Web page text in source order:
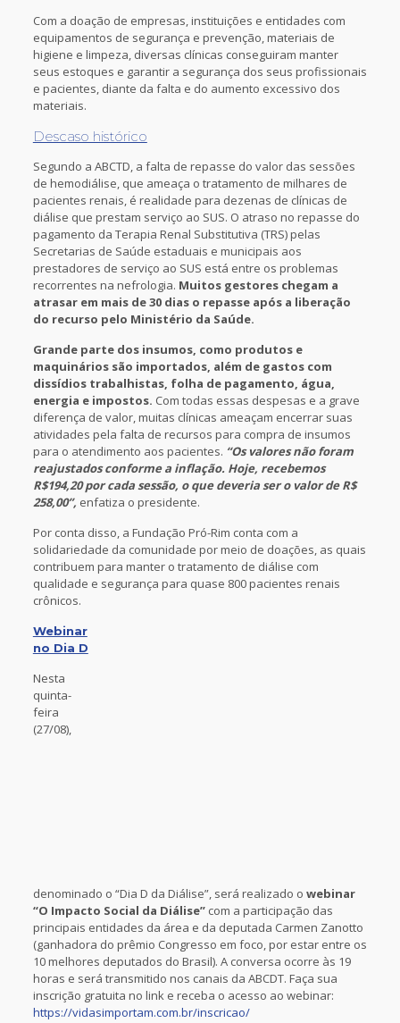
Com a doação de empresas, instituições e entidades com
equipamentos de segurança e prevenção, materiais de
higiene e limpeza, diversas clínicas conseguiram manter
seus estoques e garantir a segurança dos seus profissionais
e pacientes, diante da falta e do aumento excessivo dos
materiais.
Descaso histórico
Segundo a ABCTD, a falta de repasse do valor das sessões
de hemodiálise, que ameaça o tratamento de milhares de
pacientes renais, é realidade para dezenas de clínicas de
diálise que prestam serviço ao SUS. O atraso no repasse do
pagamento da Terapia Renal Substitutiva (TRS) pelas
Secretarias de Saúde estaduais e municipais aos
prestadores de serviço ao SUS está entre os problemas
recorrentes na nefrologia. Muitos gestores chegam a
atrasar em mais de 30 dias o repasse após a liberação
do recurso pelo Ministério da Saúde.
Grande parte dos insumos, como produtos e
maquinários são importados, além de gastos com
dissídios trabalhistas, folha de pagamento, água,
energia e impostos. Com todas essas despesas e a grave
diferença de valor, muitas clínicas ameaçam encerrar suas
atividades pela falta de recursos para compra de insumos
para o atendimento aos pacientes. “Os valores não foram
reajustados conforme a inflação. Hoje, recebemos
R$194,20 por cada sessão, o que deveria ser o valor de R$
258,00”, enfatiza o presidente.
Por conta disso, a Fundação Pró-Rim conta com a
solidariedade da comunidade por meio de doações, as quais
contribuem para manter o tratamento de diálise com
qualidade e segurança para quase 800 pacientes renais
crônicos.
Webinar
no Dia D
Nesta
quinta-
feira
(27/08),
denominado o “Dia D da Diálise”, será realizado o webinar
“O Impacto Social da Diálise”com a participação das
principais entidades da área e da deputada Carmen Zanotto
(ganhadora do prêmio Congresso em foco, por estar entre os
10 melhores deputados do Brasil). A conversa ocorre às 19
horas e será transmitido nos canais da ABCDT. Faça sua
inscrição gratuita no link e receba o acesso ao webinar:
https://vidasimportam.com.br/inscricao/